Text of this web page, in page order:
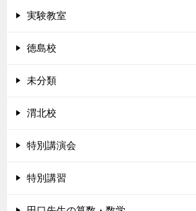
実験教室
徳島校
未分類
渭北校
特別講演会
特別講習